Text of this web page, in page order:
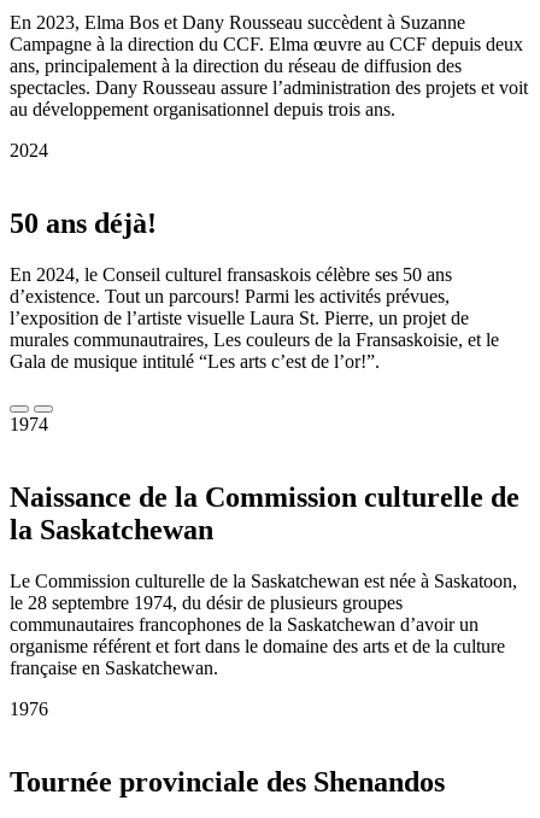
En 2023, Elma Bos et Dany Rousseau succèdent à Suzanne
Campagne à la direction du CCF. Elma œuvre au CCF depuis deux
ans, principalement à la direction du réseau de diffusion des
spectacles. Dany Rousseau assure l’administration des projets et voit
au développement organisationnel depuis trois ans.
2024
50 ans déjà!
En 2024, le Conseil culturel fransaskois célèbre ses 50 ans
d’existence. Tout un parcours! Parmi les activités prévues,
l’exposition de l’artiste visuelle Laura St. Pierre, un projet de
murales communautraires, Les couleurs de la Fransaskoisie, et le
Gala de musique intitulé “Les arts c’est de l’or!”.
1974
Naissance de la Commission culturelle de
la Saskatchewan
Le Commission culturelle de la Saskatchewan est née à Saskatoon,
le 28 septembre 1974, du désir de plusieurs groupes
communautaires francophones de la Saskatchewan d’avoir un
organisme référent et fort dans le domaine des arts et de la culture
française en Saskatchewan.
1976
Tournée provinciale des Shenandos